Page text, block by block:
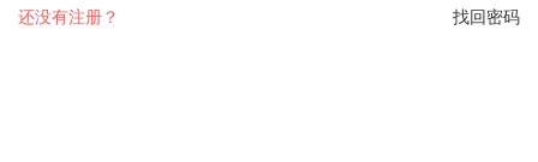
找回密码
还没有注册？